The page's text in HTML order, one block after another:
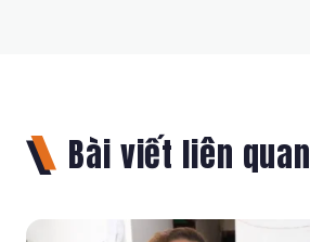
Bài viết liên quan